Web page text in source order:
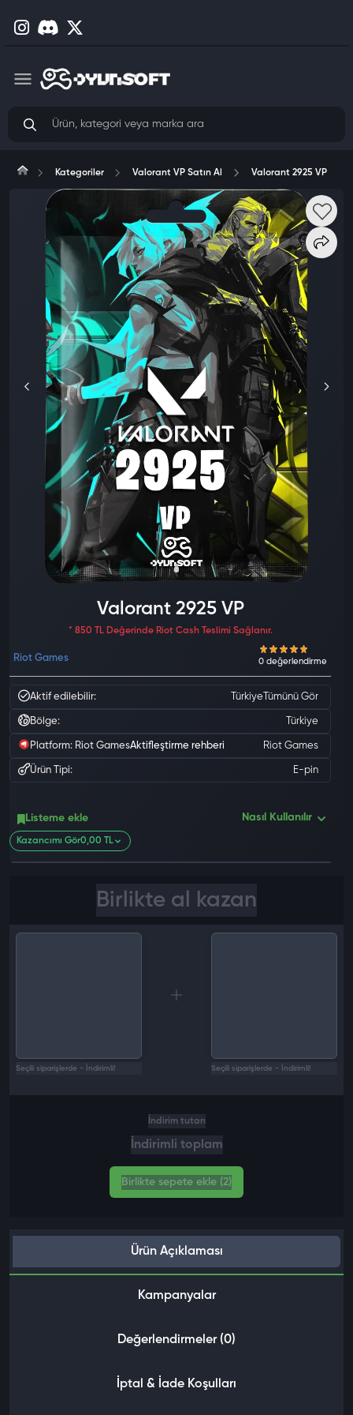
Kategoriler Valorant VP Satın Al Valorant 2925 VP
Valorant 2925 VP
* 850 TL Değerinde Riot Cash Teslimi Sağlanır.
Riot Games
Aktif edilebilir: Türkiye Tümünü Gör
Bölge: Türkiye
Platform: Riot GamesAktifleştirme rehberi Riot Games
Ürün Tipi: E-pin
Nasıl Kullanılır
Listeme ekle
Kazancımı Gör0,00 TL
Birlikte al kazan
Seçili siparişlerde - İndirimli! Seçili siparişlerde - İndirimli!
İndirim tutarı
İndirimli toplam
Birlikte sepete ekle (2)
Ürün Açıklaması
Kampanyalar
Değerlendirmeler (0)
İptal & İade Koşulları